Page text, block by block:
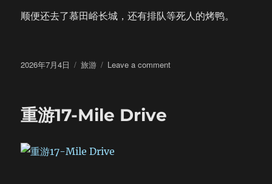
顺便还去了慕田峪长城，还有排队等死人的烤鸭。
Posted
2026年7月4日 Categories
旅游 Leave a commenton
重游17-Mile Drive